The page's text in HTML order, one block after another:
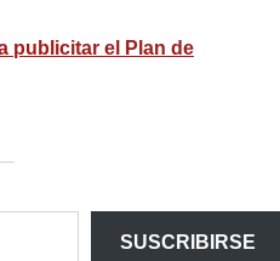
publicitar el Plan de
SUSCRIBIRSE